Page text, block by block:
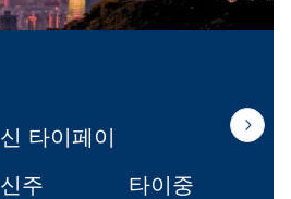
신 타이페이
신주
타이중
Next